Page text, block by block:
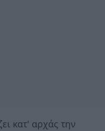
κατ' αρχάς την